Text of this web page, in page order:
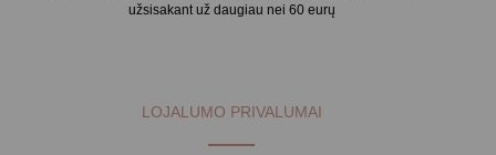
užsisakant už daugiau nei 60 eurų
LOJALUMO PRIVALUMAI